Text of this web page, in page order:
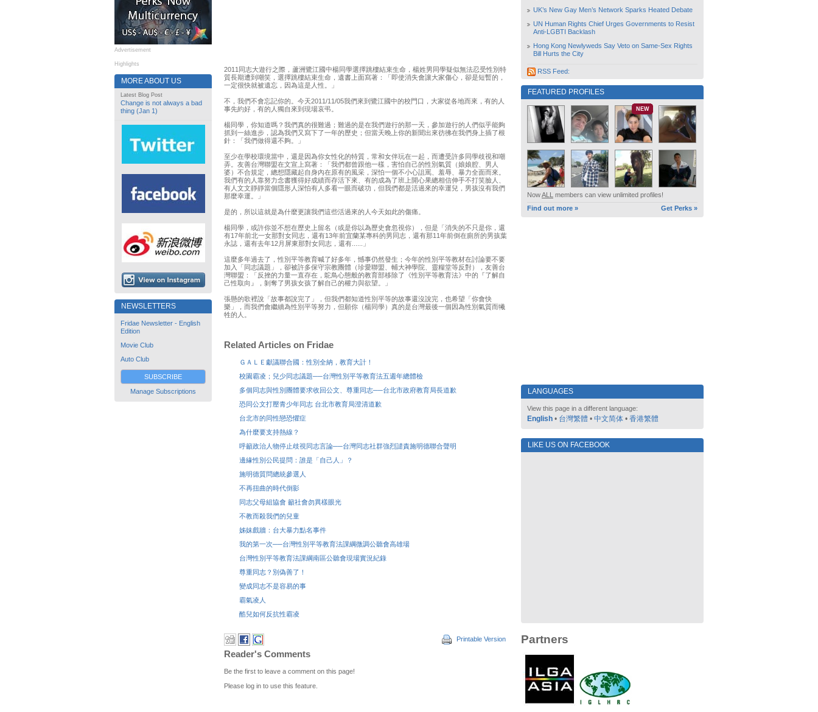
Advertisement
Highlights
MORE ABOUT US
Latest Blog Post
Change is not always a bad
thing (Jan 1)
NEWSLETTERS
Fridae Newsletter - English
Edition
Movie Club
Auto Club
SUBSCRIBE
Manage Subscriptions
2011同志大遊行之際，蘆洲鷺江國中楊同學選擇跳樓結束生命，楊姓男同學疑似無法忍受性別特
質長期遭到嘲笑，選擇跳樓結束生命，遺書上面寫著：「即使消失會讓大家傷心，­卻是短暫的，
一定很快就被遺忘，因為這是人性。」
不，我們不會忘記你的。今天2011/11/05我們來到鷺江國中的校門口，大家從各地而來，有的人
事先約好，有的人獨自來到現場哀弔。
楊同學，你知道嗎？我們真的很難過；難過的是在我們遊行的那一天，參加遊行的人們似乎能夠
抓到一絲進步，認為我們又寫下了一年的歷史；但當天晚上你的新聞出來彷彿在我們身­上插了根
針：「我們做得還不夠。」
至少在學校環境當中，還是因為你女性化的特質，常和女伴玩在一起，而遭受許多同學歧視和嘲
弄。友善台灣聯盟在文宣上寫著：「我們都曾跟他一樣，害怕自己的性別氣質（娘娘腔­、男人
婆）不合規定，總想隱藏起自身內在原有的風采，深怕一個不小心詛罵、羞辱、暴力全面而來。
我們有的人靠努力念書獲得好成績而存活下來、有的成為了班上開心果總相信伸­手不打笑臉人、
有人文文靜靜當個隱形人深怕有人多看一眼而破功，但我們都是活過來的幸運兒，男孩沒有我們
那麼幸運。」
是的，所以這就是為什麼更讓我們這些活過來的人今天如此的傷痛。
楊同學，或許你並不想在歷史上留名（或是你以為歷史會忽視你），但是「消失的不只是你，還
有17年前北一女那對女同志，還有13年前宜蘭某專科的男同志，還有那11年前倒­在廁所的男孩葉
永誌，還有去年12月屏東那對女同志，還有......」
這麼多年過去了，性別平等教育喊了好多年，憾事仍然發生；今年的性別平等教材在討論要不要
加入「同志議題」，卻被許多保守宗教團體（珍愛聯盟、輔大神學院、靈糧堂等反對）­，友善台
灣聯盟：「反挫的力量一直存在，鴕鳥心態般的教育部移除了《性別平等教育法》中的『了解自
己性取向』，剝奪了男孩女孩了解自己的權力與欲望。」
張懸的歌裡說「故事都說完了」，但我們都知道性別平等的故事還沒說完，也希望「你會快
樂」，而我們會繼續為性別平等努力，但願你（楊同學）真的是台灣最後一個因為性別氣質­而犧
牲的人。
Related Articles on Fridae
ＧＡＬＥ獻議聯合國：性別全納，教育大計！
校園霸凌；兒少同志議題──台灣性別平等教育法五週年總體檢
多個同志與性別團體要求收回公文、尊重同志──台北市政府教育局長道歉
恐同公文打壓青少年同志 台北市教育局澄清道歉
台北市的同性戀恐懼症
為什麼要支持熱線？
呼籲政治人物停止歧視同志言論──台灣同志社群強烈譴責施明德聯合聲明
邊緣性別公民提問：誰是「自己人」？
施明德質問總統參選人
不再扭曲的時代倒影
同志父母組協會 籲社會勿異樣眼光
不教而殺我們的兒童
姊妹戲牆：台大暴力點名事件
我的第一次──台灣性別平等教育法課綱微調公聽會高雄場
台灣性別平等教育法課綱南區公聽會現場實況紀錄
尊重同志？別偽善了！
變成同志不是容易的事
霸氣凌人
酷兒如何反抗性霸凌
Printable Version
Reader's Comments
Be the first to leave a comment on this page!
Please log in to use this feature.
UK’s New Gay Men’s Network Sparks Heated Debate
UN Human Rights Chief Urges Governments to Resist
Anti-LGBTI Backlash
Hong Kong Newlyweds Say Veto on Same-Sex Rights
Bill Hurts the City
RSS Feed:
FEATURED PROFILES
NEW
NowALL members can view unlimited profiles!
Find out more »
Get Perks »
LANGUAGES
View this page in a different language:
English • 台灣繁體 • 中文简体 • 香港繁體
LIKE US ON FACEBOOK
Partners